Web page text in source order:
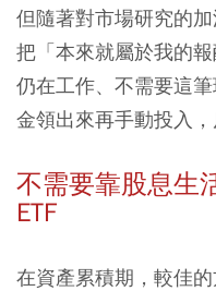
但隨著對市場研究的
把「本來就屬於我的
仍在工作、不需要這
金領出來再手動投入，
不需要靠股息生
ETF
在資產累積期，較佳的